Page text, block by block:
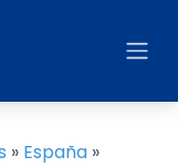
» España »